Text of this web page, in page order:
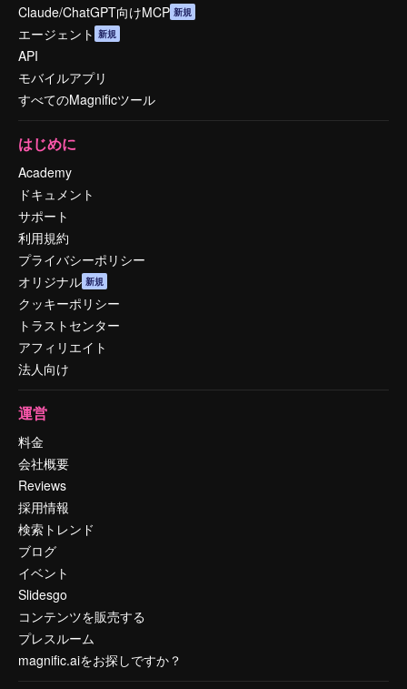
Claude/ChatGPT向けMCP 新規
エージェント 新規
API
モバイルアプリ
すべてのMagnificツール
はじめに
Academy
ドキュメント
サポート
利用規約
プライバシーポリシー
オリジナル 新規
クッキーポリシー
トラストセンター
アフィリエイト
法人向け
運営
料金
会社概要
Reviews
採用情報
検索トレンド
ブログ
イベント
Slidesgo
コンテンツを販売する
プレスルーム
magnific.aiをお探しですか？